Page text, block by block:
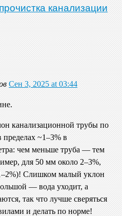
канализации
Сен 3, 2025 at 03:44
канализационной трубы по
~1–3% в
чем меньше труба — тем
для 50 мм около 2–3%,
Слишком малый уклон
— вода уходит, а
так что лучше сверяться
и делать по норме!